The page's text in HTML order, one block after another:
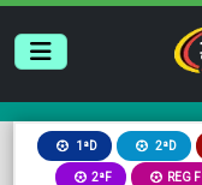
1ªD 2ªD
2ªF REG F